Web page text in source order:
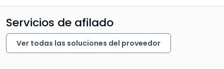
Servicios de afilado
Ver todas las soluciones del proveedor